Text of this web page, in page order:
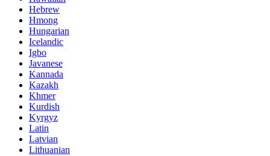
Hebrew
Hmong
Hungarian
Icelandic
Igbo
Javanese
Kannada
Kazakh
Khmer
Kurdish
Kyrgyz
Latin
Latvian
Lithuanian